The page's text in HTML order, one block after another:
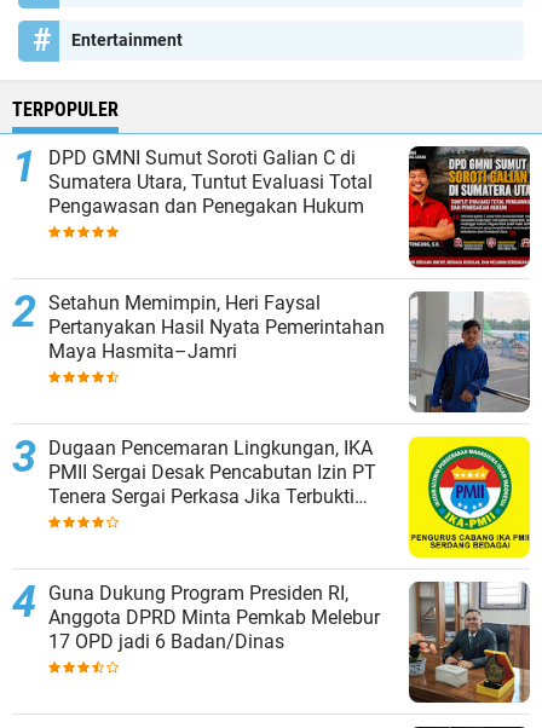
Entertainment
TERPOPULER
DPD GMNI Sumut Soroti Galian C di
Sumatera Utara, Tuntut Evaluasi Total
Pengawasan dan Penegakan Hukum
Setahun Memimpin, Heri Faysal
Pertanyakan Hasil Nyata Pemerintahan
Maya Hasmita–Jamri
Dugaan Pencemaran Lingkungan, IKA
PMII Sergai Desak Pencabutan Izin PT
Tenera Sergai Perkasa Jika Terbukti
Melanggar
Guna Dukung Program Presiden RI,
Anggota DPRD Minta Pemkab Melebur
17 OPD jadi 6 Badan/Dinas